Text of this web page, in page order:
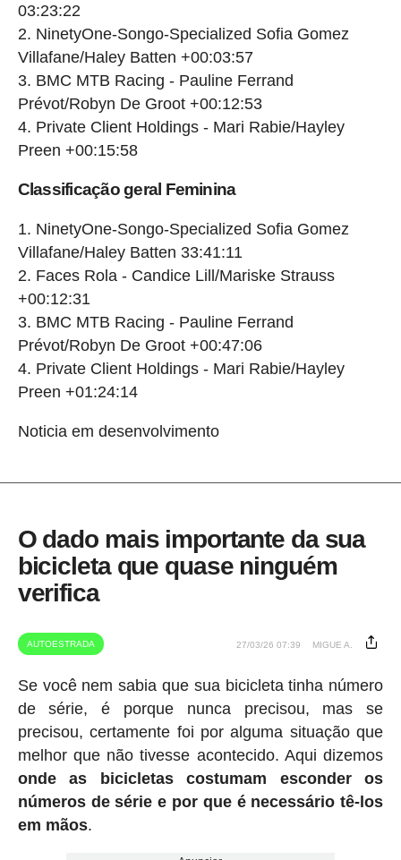
03:23:22
NinetyOne-Songo-Specialized Sofia Gomez
Villafane/Haley Batten +00:03:57
BMC MTB Racing - Pauline Ferrand
Prévot/Robyn De Groot +00:12:53
Private Client Holdings - Mari Rabie/Hayley
Preen +00:15:58
Classificação geral Feminina
NinetyOne-Songo-Specialized Sofia Gomez
Villafane/Haley Batten 33:41:11
Faces Rola - Candice Lill/Mariske Strauss
+00:12:31
BMC MTB Racing - Pauline Ferrand
Prévot/Robyn De Groot +00:47:06
Private Client Holdings - Mari Rabie/Hayley
Preen +01:24:14
Noticia em desenvolvimento
O dado mais importante da sua
bicicleta que quase ninguém
verifica
AUTOESTRADA 27/03/26 07:39 MIGUE A.
Se você nem sabia que sua bicicleta tinha número
de série, é porque nunca precisou, mas se
precisou, certamente foi por alguma situação que
melhor que não tivesse acontecido. Aqui dizemos
onde as bicicletas costumam esconder os
números de série e por que é necessário tê-los
em mãos.